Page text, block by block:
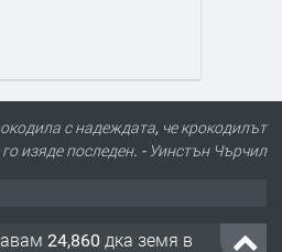
с надеждата, че крокодилът
изяде последен. - Уинстън Чърчил
24,860 дка земя в